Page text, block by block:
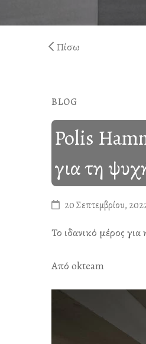
Πίσω
BLOG
Polis
για τη
20 Σεπτεμβρίου,
Το ιδανικό μέρος
Από okteam